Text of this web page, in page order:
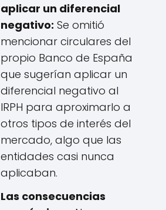
aplicar un diferencial
negativo: Se omitió
mencionar circulares del
propio Banco de España
que sugerían aplicar un
diferencial negativo al
IRPH para aproximarlo a
otros tipos de interés del
mercado, algo que las
entidades casi nunca
aplicaban.
Las consecuencias